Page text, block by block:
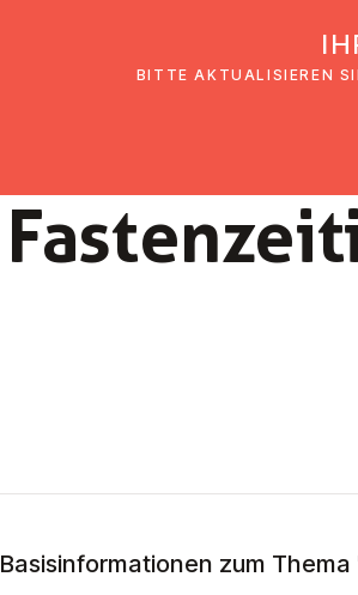
Basisinformationen zum
BITTE AKTUALISIEREN